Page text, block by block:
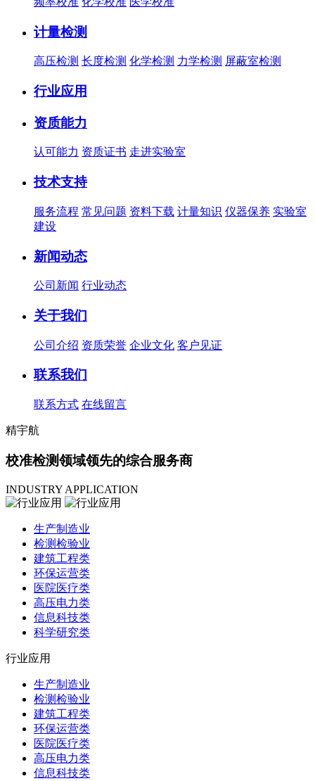
计量检测
高压检测 长度检测 化学检测 力学检测 屏蔽室检测
行业应用
资质能力
认可能力 资质证书 走进实验室
技术支持
服务流程 常见问题 资料下载 计量知识 仪器保养 实验室
建设
新闻动态
公司新闻 行业动态
关于我们
公司介绍 资质荣誉 企业文化 客户见证
联系我们
联系方式 在线留言
精宇航
校准检测领域领先的综合服务商
INDUSTRY APPLICATION
生产制造业
检测检验业
建筑工程类
环保运营类
医院医疗类
高压电力类
信息科技类
科学研究类
行业应用
生产制造业
检测检验业
建筑工程类
环保运营类
医院医疗类
高压电力类
信息科技类